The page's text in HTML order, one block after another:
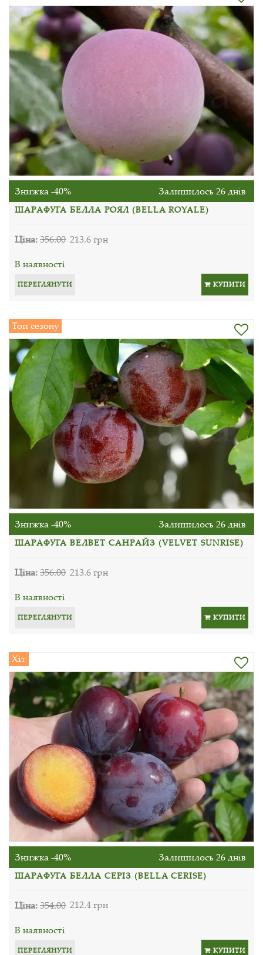
Знижка -40% Залишилось 26 днів
ШАРАФУГА БЕЛЛА РОЯЛ (BELLA ROYALE)
Ціна:356.00 213.6 грн
В наявності
ПЕРЕГЛЯНУТИ КУПИТИ
Топ сезону
Знижка -40% Залишилось 26 днів
ШАРАФУГА ВЕЛВЕТ САНРАЙЗ (VELVET SUNRISE)
Ціна:356.00 213.6 грн
В наявності
ПЕРЕГЛЯНУТИ КУПИТИ
Хіт
Знижка -40% Залишилось 26 днів
ШАРАФУГА БЕЛЛА СЕРІЗ (BELLA CERISE)
Ціна:354.00 212.4 грн
В наявності
ПЕРЕГЛЯНУТИ КУПИТИ